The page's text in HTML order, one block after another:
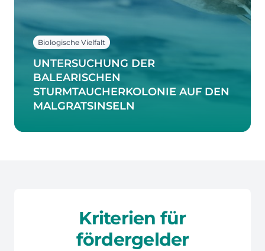
Biologische Vielfalt
UNTERSUCHUNG DER
BALEARISCHEN
STURMTAUCHERKOLONIE AUF DEN
MALGRATSINSELN
Kriterien für
fördergelder